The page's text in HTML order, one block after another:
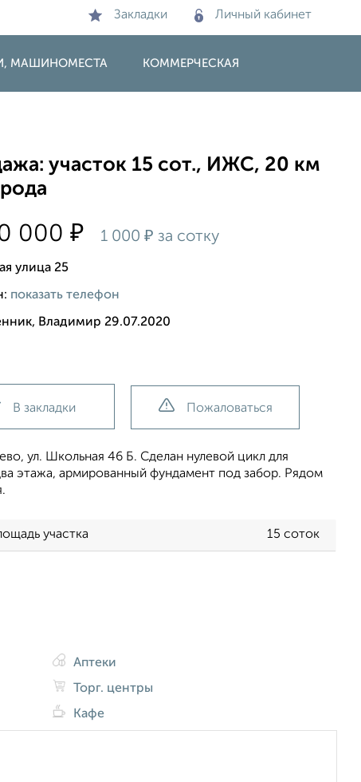
Закладки Личный кабинет
МАШИНОМЕСТА КОММЕРЧЕСКАЯ
участок 15 сот., ИЖС, 20 км
000₽ 1 000₽ за сотку
улица 25
показать телефон
Владимир 29.07.2020
В закладки Пожаловаться
ул. Школьная 46 Б. Сделан нулевой цикл для
этажа, армированный фундамент под забор. Рядом
участка 15 соток
Аптеки
Торг. центры
Кафе